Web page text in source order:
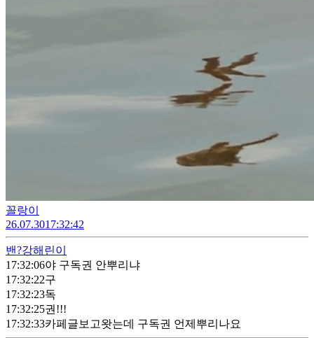
꼴랑이
26.07.3017:32:42
밴?강해린이
17:32:06야 구독권 안뿌리냐
17:32:22구
17:32:23독
17:32:25권!!!
17:32:33카페글보고왓는데 구독권 언제뿌리나요